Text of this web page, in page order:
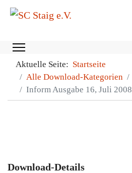
Aktuelle Seite: Startseite
Alle Download-Kategorien
Inform Ausgabe 16, Juli 2008
Download-Details